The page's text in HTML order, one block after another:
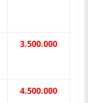
3.500.000
4.500.000